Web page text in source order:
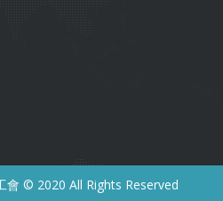
會 © 2020 All Rights Reserved